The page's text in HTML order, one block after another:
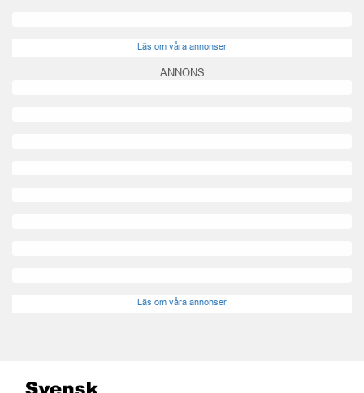
Läs om våra annonser
ANNONS
Läs om våra annonser